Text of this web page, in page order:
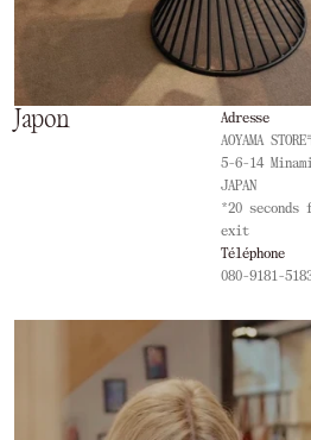
Japon
Adresse
AOYAMA
5-6-14
JAPAN
*20 seconds
exit
Téléphone
080-9181-